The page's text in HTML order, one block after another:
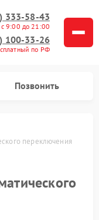
333-58-43
9:00 до 21:00
100-33-26
по РФ
Позвонить
переключения